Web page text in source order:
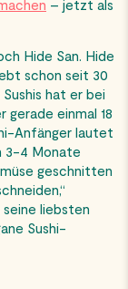
– jetzt als
Hide San. Hide
schon seit 30
hat er bei
gerade einmal 18
Anfänger lautet
3-4 Monate
geschnitten
liebsten
Sushi-